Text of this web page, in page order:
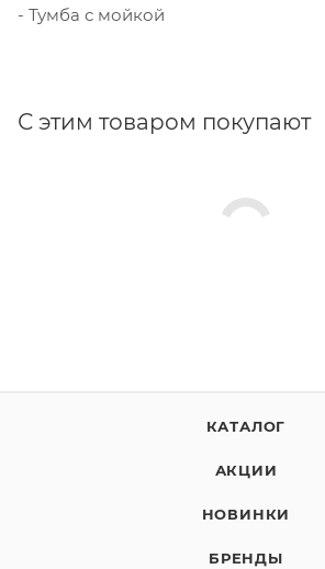
- Тумба с мойкой
С этим товаром покупают
КАТАЛОГ
АКЦИИ
НОВИНКИ
БРЕНДЫ